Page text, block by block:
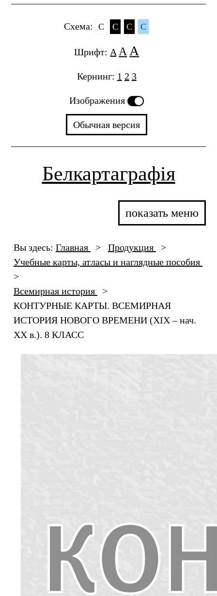
Cхема: C C C C
Шрифт: A A A
Кернинг: 1 2 3
Изображения
Обычная версия
Белкартаграфія
показать меню
Вы здесь: Главная > Продукция
>
Учебные карты, атласы и наглядные пособия
>
Всемирная история
>
КОНТУРНЫЕ КАРТЫ. ВСЕМИРНАЯ
ИСТОРИЯ НОВОГО ВРЕМЕНИ (XIX – нач.
XX в.). 8 КЛАСС